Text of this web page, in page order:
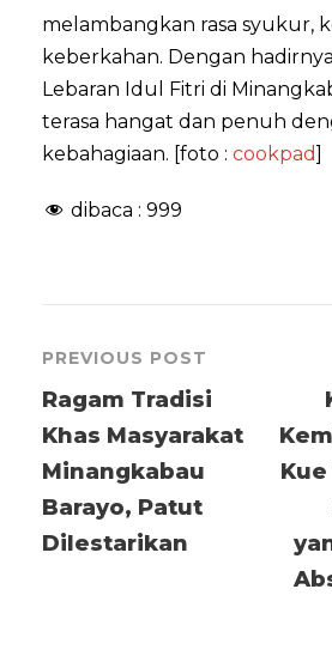
melambangkan rasa syukur,
keberkahan. Dengan
Lebaran Idul Fitri di
terasa hangat dan penuh
kebahagiaan. [foto : cookpad]
dibaca : 999
PREVIOUS POST
Ragam Tradisi
Khas Masyarakat
Minangkabau
Barayo, Patut
Dilestarikan